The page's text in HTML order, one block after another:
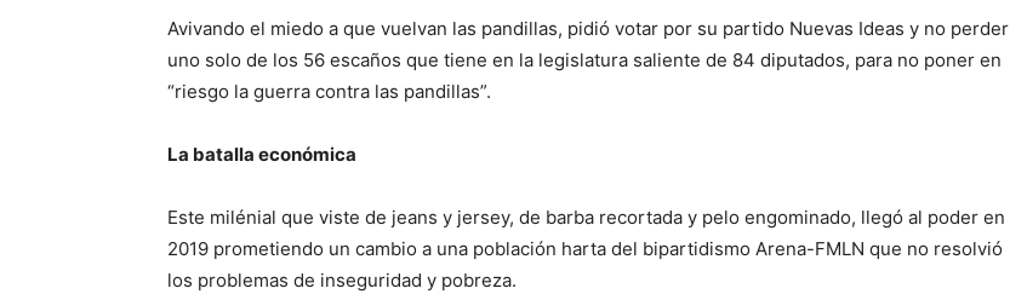
Avivando el miedo a que vuelvan las pandillas, pidió votar por su partido Nuevas Ideas y no perder
uno solo de los 56 escaños que tiene en la legislatura saliente de 84 diputados, para no poner en
“riesgo la guerra contra las pandillas”.
La batalla económica
Este milénial que viste de jeans y jersey, de barba recortada y pelo engominado, llegó al poder en
2019 prometiendo un cambio a una población harta del bipartidismo Arena-FMLN que no resolvió
los problemas de inseguridad y pobreza.